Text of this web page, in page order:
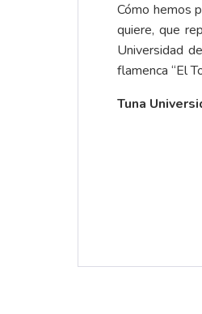
Cómo hemos
quiere, que
Universidad
flamenca “El
Tuna